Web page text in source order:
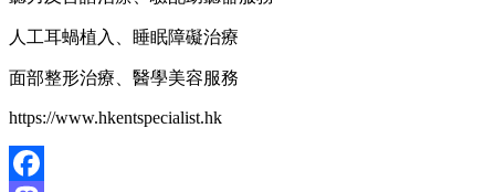
人工耳蝸植入、睡眠障礙治療
面部整形治療、醫學美容服務
https://www.hkentspecialist.hk